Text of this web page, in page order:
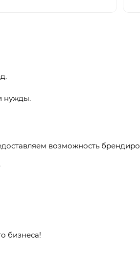
нужды.
возможность
бизнеса!